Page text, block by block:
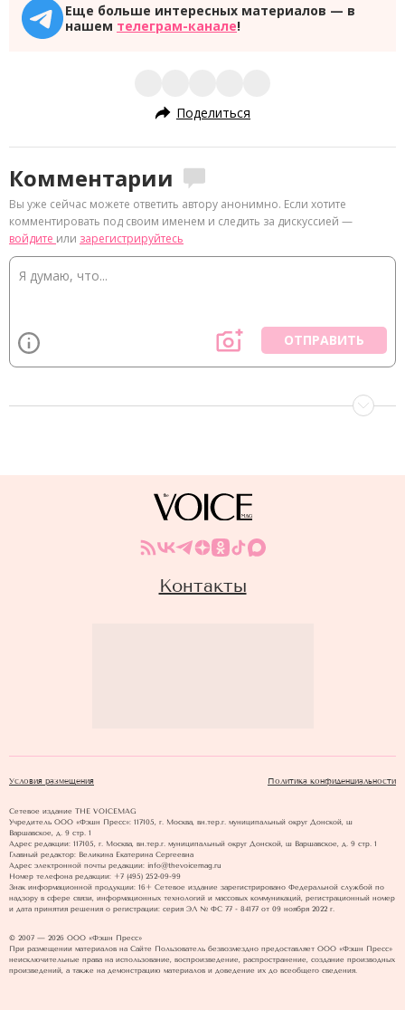
Еще больше интересных материалов — в
нашем телеграм-канале!
Поделиться
Комментарии
Вы уже сейчас можете ответить автору анонимно. Если хотите
комментировать под своим именем и следить за дискуссией —
войдите или зарегистрируйтесь
ОТПРАВИТЬ
Контакты
Условия размещения Политика конфиденциальности
Сетевое издание THE VOICEMAG
Учредитель ООО «Фэшн Пресс»: 117105, г. Москва, вн.тер.г. муниципальный округ Донской, ш
Варшавское, д. 9 стр. 1
Адрес редакции: 117105, г. Москва, вн.тер.г. муниципальный округ Донской, ш Варшавское, д. 9 стр. 1
Главный редактор: Великина Екатерина Сергеевна
Адрес электронной почты редакции: info@thevoicemag.ru
Номер телефона редакции: +7 (495) 252-09-99
Знак информационной продукции: 16+ Cетевое издание зарегистрировано Федеральной службой по
надзору в сфере связи, информационных технологий и массовых коммуникаций, регистрационный номер
и дата принятия решения о регистрации: серия ЭЛ № ФС 77 - 84177 от 09 ноября 2022 г.
© 2007 — 2026 ООО «Фэшн Пресс»
При размещении материалов на Сайте Пользователь безвозмездно предоставляет ООО «Фэшн Пресс»
неисключительные права на использование, воспроизведение, распространение, создание производных
произведений, а также на демонстрацию материалов и доведение их до всеобщего сведения.